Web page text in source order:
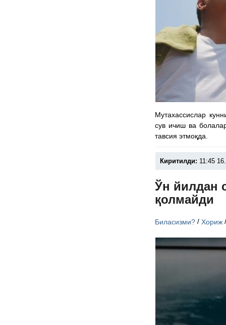
Мутахассислар
сув ичиш ва
тавсия этмоқда.
Киритилди: 11:45
Ўн йилдан
қолмайди
Биласизми? /Хориж